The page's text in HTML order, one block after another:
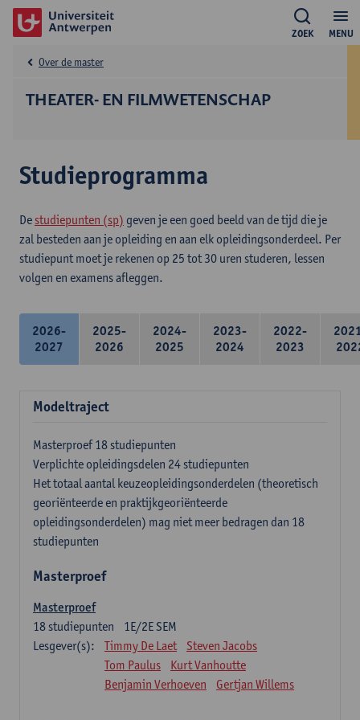
MENU
ZOEK
THEATER- EN FILMWETENSCHAP
Over de master
Studieprogramma
De studiepunten (sp) geven je een goed beeld van de tijd die je
zal besteden aan je opleiding en aan elk opleidingsonderdeel. Per
studiepunt moet je rekenen op 25 tot 30 uren studeren, lessen
volgen en examens afleggen.
2026-
2027
2025-
2026
2024-
2025
2023-
2024
2022-
2023
Modeltraject
Masterproef 18 studiepunten
Verplichte opleidingsdelen 24 studiepunten
Het totaal aantal keuzeopleidingsonderdelen (theoretisch
georiënteerde en praktijkgeoriënteerde
opleidingsonderdelen) mag niet meer bedragen dan 18
studiepunten
Masterproef
Masterproef
1E/2E SEM
18studiepunten
Lesgever(s):
Timmy De Laet
Steven Jacobs
Tom Paulus
Kurt Vanhoutte
Benjamin Verhoeven
Gertjan Willems